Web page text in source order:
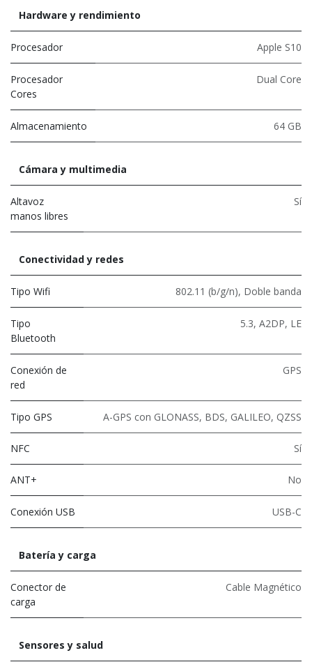
Hardware y rendimiento
Procesador Apple S10
Procesador
Cores
Dual Core
Almacenamiento 64 GB
Cámara y multimedia
Altavoz
manos libres
Sí
Conectividad y redes
Tipo Wifi 802.11 (b/g/n), Doble banda
Tipo
Bluetooth
5.3, A2DP, LE
Conexión de
red
GPS
Tipo GPS A-GPS con GLONASS, BDS, GALILEO, QZSS
NFC Sí
ANT+ No
Conexión USB USB-C
Batería y carga
Conector de
carga
Cable Magnético
Sensores y salud